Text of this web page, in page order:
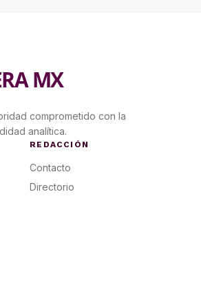
MX
comprometido con la
analítica.
REDACCIÓN
Contacto
Directorio